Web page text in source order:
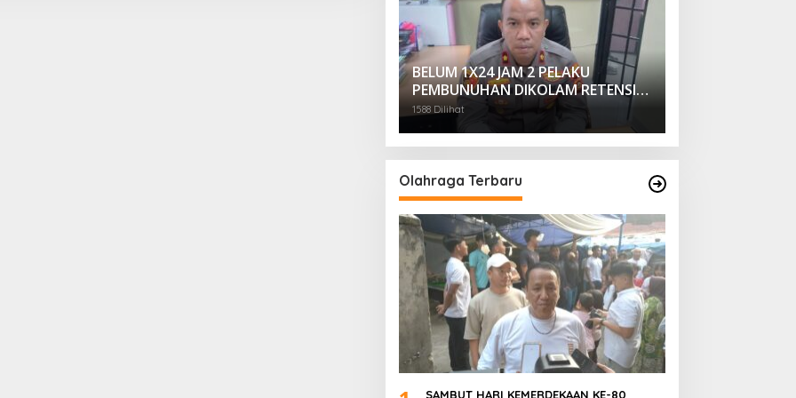
BELUM 1X24 JAM 2 PELAKU
PEMBUNUHAN DIKOLAM RETENSI
BELAKANG DPRD KOTA
PALEMBANG TELAH DIRINGKUS
ANGGOTA POLSEK SU 1
PALEMBANG.
1588 Dilihat
Olahraga Terbaru
SAMBUT HARI KEMERDEKAAN KE-80